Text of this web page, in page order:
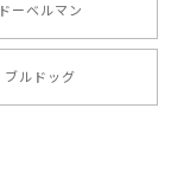
ドーベルマン
ブルドッグ